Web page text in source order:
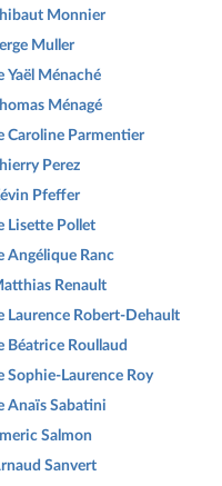
Monnier
Muller
Yaël Ménaché
Ménagé
Caroline Parmentier
Perez
Pfeffer
Lisette Pollet
Angélique Ranc
Renault
Laurence Robert-Dehault
Béatrice Roullaud
Sophie-Laurence Roy
Anaïs Sabatini
Salmon
Sanvert